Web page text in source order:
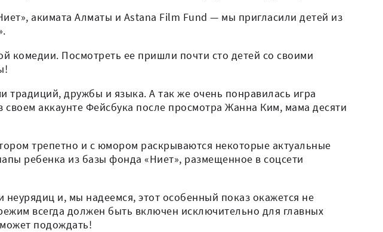
акимата Алматы и Astana Film Fund — мы пригласили детей из
комедии. Посмотреть ее пришли почти сто детей со своими
дружбы и языка. А так же очень понравилась игра
аккаунте Фейсбука после просмотра Жанна Ким, мама десяти
трепетно и с юмором раскрываются некоторые актуальные
ребенка из базы фонда «Ниет», размещенное в соцсети
и, мы надеемся, этот особенный показ окажется не
всегда должен быть включен исключительно для главных
подождать!